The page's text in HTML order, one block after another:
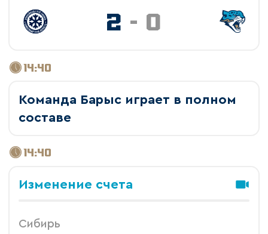
2 - 0
14:40
Команда Барыс играет в полном
составе
14:40
Изменение счета
Сибирь